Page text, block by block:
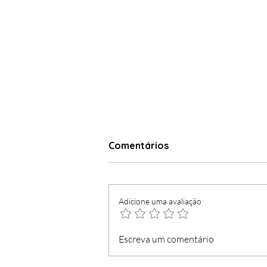
Seguro envia lei de
estrangeiros para o
Comentários
Adicione uma avaliação
Escreva um comentário